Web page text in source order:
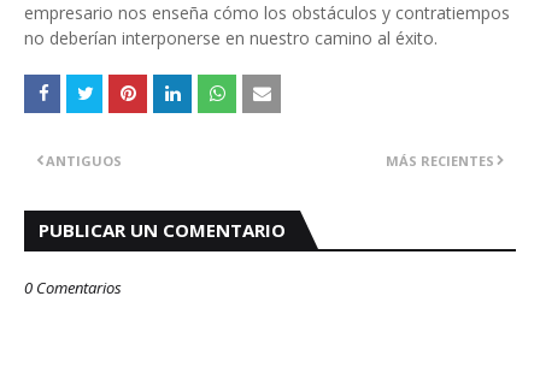
empresario nos enseña cómo los obstáculos y contratiempos
no deberían interponerse en nuestro camino al éxito.
MÁS RECIENTES
ANTIGUOS
PUBLICAR UN COMENTARIO
0 Comentarios